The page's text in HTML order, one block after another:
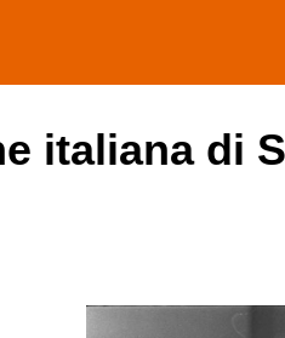
italiana di